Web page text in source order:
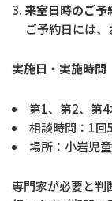
来室日時のご予
ご予約日には、
実施日・実施時間
第1、第2、第
相談時間：1回
場所：小岩児
専門家が必要と判